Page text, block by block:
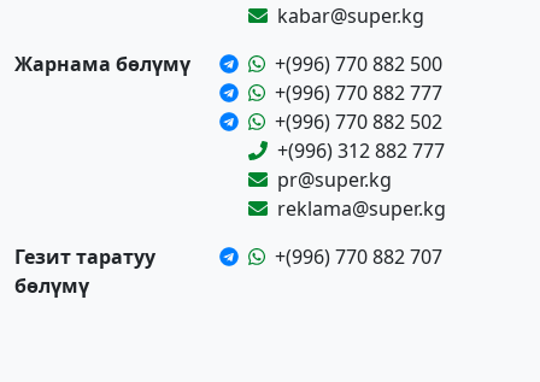
kabar@super.kg
Жарнама бөлүмү
+(996) 770 882 500
+(996) 770 882 777
+(996) 770 882 502
+(996) 312 882 777
pr@super.kg
reklama@super.kg
Гезит таратуу
бөлүмү
+(996) 770 882 707